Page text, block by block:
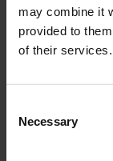
may combine it
provided to
of their services.
Necessary
Dekal motor
74-